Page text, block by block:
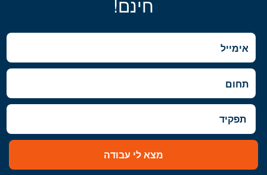
מצא לי עבודה